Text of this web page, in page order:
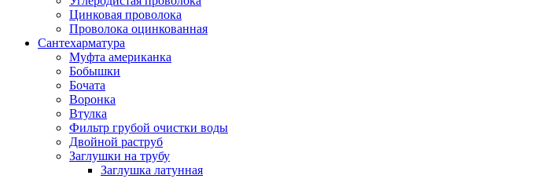
Цинковая проволока
Проволока оцинкованная
Сантехарматура
Муфта американка
Бобышки
Бочата
Воронка
Втулка
Фильтр грубой очистки воды
Двойной раструб
Заглушки на трубу
Заглушка латунная